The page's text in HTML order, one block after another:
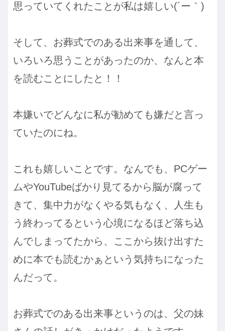
思っていてくれたことが私は嬉しい(´ー｀)
そして、お葬式でのある出来事を通して、
いろいろ思うことがあったのか、なんと本
を読むことにしたと！！
本嫌いでどんなに私が勧めても嫌だと言っ
ていたのにね。
これも嬉しいことです。なんでも、PCゲー
ムやYouTubeばかり見てるから脳が腐って
きて、集中力がなくやる気もなく、人生も
う終わってるという心境になるほど落ち込
んでしまってたから、ここから抜け出すた
めに本でも読むかぁという気持ちになった
んだって。
お葬式でのある出来事というのは、父の妹